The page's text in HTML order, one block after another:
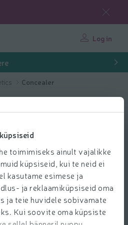
toimimiseks ainult vajalikke
küpsiseid, kui te neid ei
kasutame esimese ja
ja reklaamiküpsiseid oma
ja teie huvidele sobivamate
Kui soovite oma küpsiste
Log in
Concealer